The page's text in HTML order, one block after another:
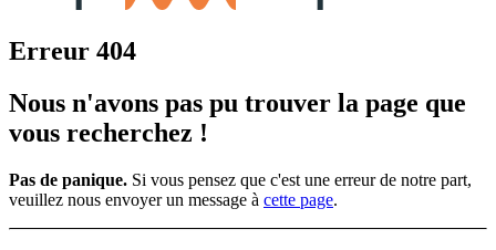
Erreur 404
Nous n'avons pas pu trouver la page que
vous recherchez !
Pas de panique. Si vous pensez que c'est une erreur de notre part,
veuillez nous envoyer un message à cette page.